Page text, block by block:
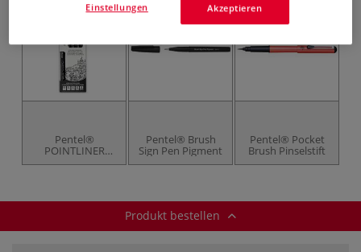
Pentel®
POINTLINER
Fineliner 5er-Set
Pentel® Brush
Sign Pen Pigment
Pentel® Pocket
Brush Pinselstift
Produkt bestellen
Akzeptieren
Einstellungen